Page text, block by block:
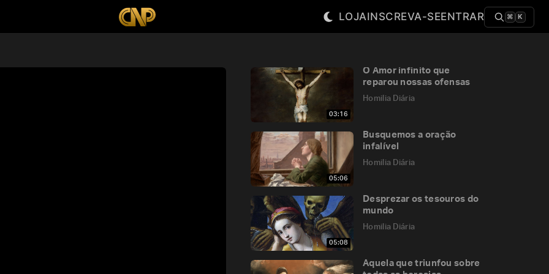
LOJAINSCREVA-SEENTRAR ⌘ K
03:16
O Amor infinito que
reparou nossas ofensas
Homilia Diária
05:06
Busquemos a oração
infalível
Homilia Diária
05:08
Desprezar os tesouros do
mundo
Homilia Diária
Aquela que triunfou sobre